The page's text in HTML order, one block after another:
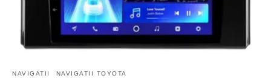
NAVIGATII NAVIGATII TOYOTA